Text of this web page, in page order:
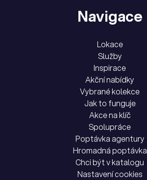
Navigace
Lokace
Služby
Inspirace
Akční nabídky
Vybrané kolekce
Jak to funguje
Akce na klíč
Spolupráce
Poptávka agentury
Hromadná poptávka
Chci být v katalogu
Nastavení cookies